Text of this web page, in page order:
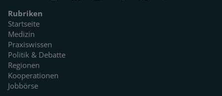
Rubriken
Startseite
Medizin
Praxiswissen
Politik & Debatte
Regionen
Kooperationen
Jobbörse